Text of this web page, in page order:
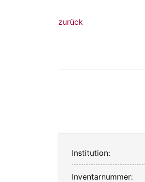
zurück
Institution:
Inventarnummer: